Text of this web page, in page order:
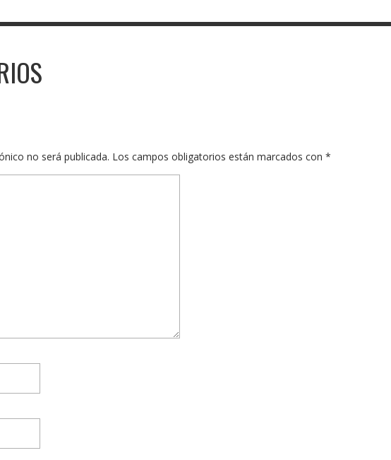
no será publicada. Los campos obligatorios están marcados con *